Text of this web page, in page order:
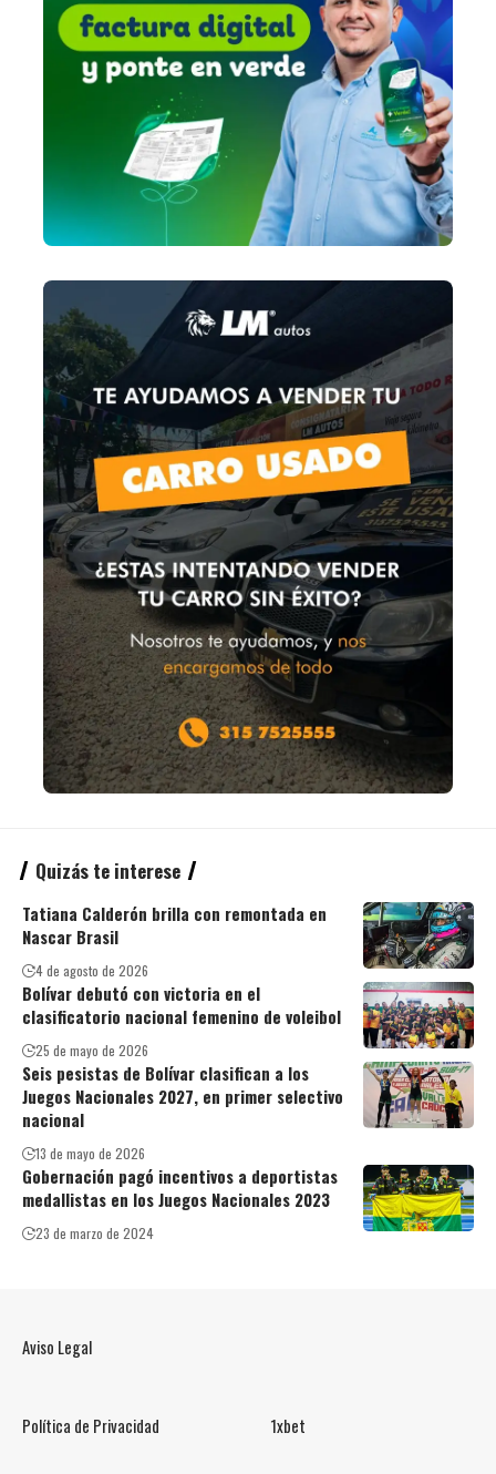
Quizás te interese
Tatiana Calderón brilla con remontada en
Nascar Brasil
4 de agosto de 2026
Bolívar debutó con victoria en el
clasificatorio nacional femenino de voleibol
25 de mayo de 2026
Seis pesistas de Bolívar clasifican a los
Juegos Nacionales 2027, en primer selectivo
nacional
13 de mayo de 2026
Gobernación pagó incentivos a deportistas
medallistas en los Juegos Nacionales 2023
23 de marzo de 2024
Aviso Legal
Política de Privacidad 1xbet